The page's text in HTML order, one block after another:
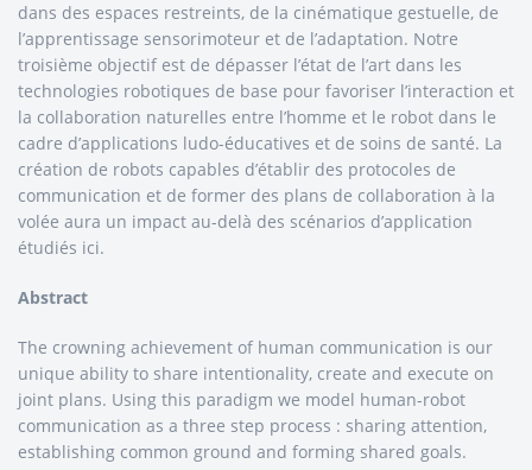
dans des espaces restreints, de la cinématique gestuelle, de
l’apprentissage sensorimoteur et de l’adaptation. Notre
troisième objectif est de dépasser l’état de l’art dans les
technologies robotiques de base pour favoriser l’interaction et
la collaboration naturelles entre l’homme et le robot dans le
cadre d’applications ludo-éducatives et de soins de santé. La
création de robots capables d’établir des protocoles de
communication et de former des plans de collaboration à la
volée aura un impact au-delà des scénarios d’application
étudiés ici.
Abstract
The crowning achievement of human communication is our
unique ability to share intentionality, create and execute on
joint plans. Using this paradigm we model human-robot
communication as a three step process : sharing attention,
establishing common ground and forming shared goals.